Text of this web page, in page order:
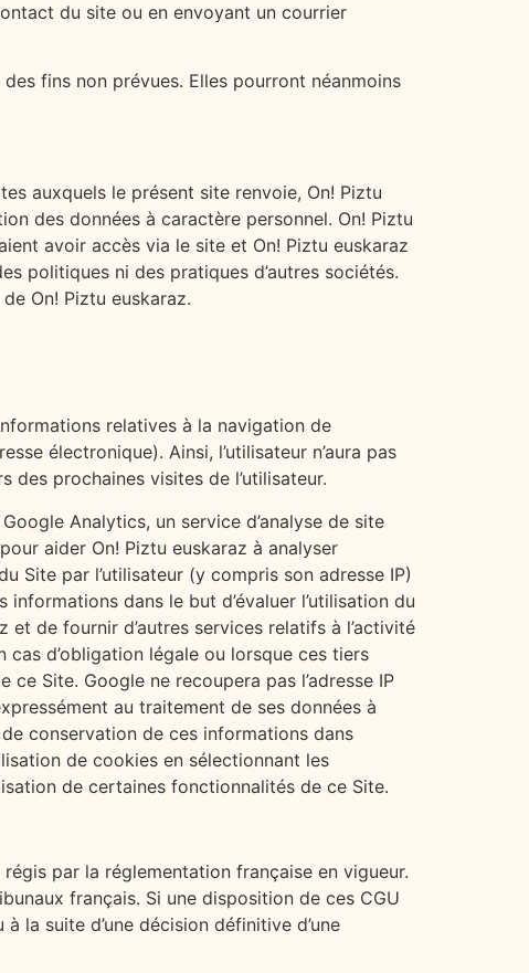
du site ou en envoyant un courrier
fins non prévues. Elles pourront néanmoins
auxquels le présent site renvoie, On! Piztu
des données à caractère personnel. On! Piztu
avoir accès via le site et On! Piztu euskaraz
politiques ni des pratiques d’autres sociétés.
On! Piztu euskaraz.
relatives à la navigation de
électronique). Ainsi, l’utilisateur n’aura pas
des prochaines visites de l’utilisateur.
Analytics, un service d’analyse de site
aider On! Piztu euskaraz à analyser
Site par l’utilisateur (y compris son adresse IP)
dans le but d’évaluer l’utilisation du
de fournir d’autres services relatifs à l’activité
cas d’obligation légale ou lorsque ces tiers
Site. Google ne recoupera pas l’adresse IP
au traitement de ses données à
conservation de ces informations dans
de cookies en sélectionnant les
de certaines fonctionnalités de ce Site.
par la réglementation française en vigueur.
français. Si une disposition de ces CGU
la suite d’une décision définitive d’une